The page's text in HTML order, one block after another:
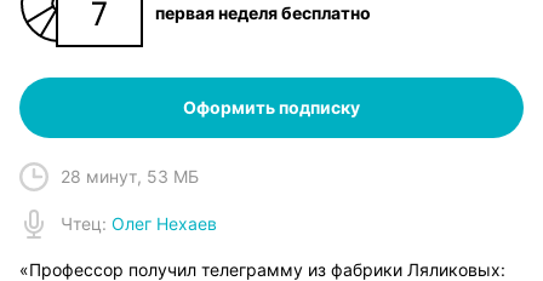
первая неделя бесплатно
Оформить подписку
28 минут, 53 МБ
Чтец: Олег Нехаев
«Профессор получил телеграмму из фабрики Ляликовых: